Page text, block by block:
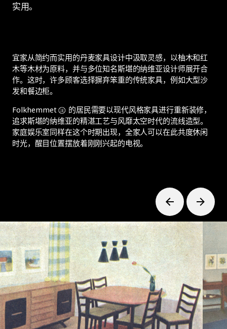
实用。
宜家从简约而实用的丹麦家具设计中汲取灵感，以柚木和红
木等木材为原料，并与多位知名斯堪的纳维亚设计师展开合
作。这时，许多顾客选择摒弃笨重的传统家具，例如大型沙
发和餐边柜。
Folkhemmet
的居民需要以现代风格家具进行重新装修，
追求斯堪的纳维亚的精湛工艺与风靡太空时代的流线造型。
家庭娱乐室同样在这个时期出现，全家人可以在此共度休闲
时光，醒目位置摆放着刚刚兴起的电视。